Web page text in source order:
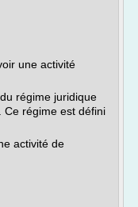
une activité
régime juridique
Ce régime est défini
activité de